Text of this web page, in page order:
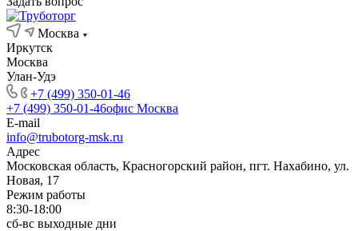
Москва
Иркутск
Москва
Улан-Удэ
+7 (499) 350-01-46
+7 (499) 350-01-46офис Москва
E-mail
info@trubotorg-msk.ru
Адрес
Московская область, Красногорский район, пгт. Нахабино, ул.
Новая, 17
Режим работы
8:30-18:00
сб-вс выходные дни